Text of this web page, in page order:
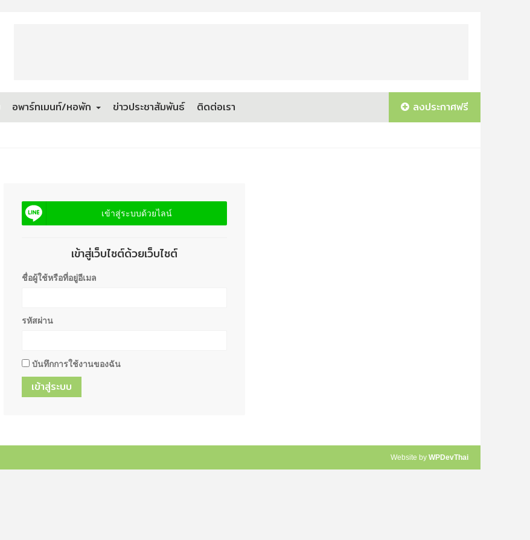
อพาร์ทเมนท์/หอพัก ข่าวประชาสัมพันธ์ ติดต่อเรา ลงประกาศฟรี
เข้าสู่ระบบด้วยไลน์
เข้าสู่เว็บไซต์ด้วยเว็บไซต์
ชื่อผู้ใช้หรือที่อยู่อีเมล
รหัสผ่าน
บันทึกการใช้งานของฉัน
Website by WPDevThai